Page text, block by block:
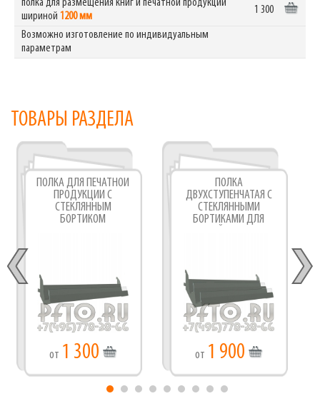
полка для размещения книг и печатной продукции
шириной 1200 мм
1 300
Возможно изготовление по индивидуальным
параметрам
ТОВАРЫ РАЗДЕЛА
ПОЛКА ДЛЯ ПЕЧАТНОЙ
ПРОДУКЦИИ С
СТЕКЛЯННЫМ
БОРТИКОМ
от 1 300
ПОЛКА
ДВУХСТУПЕНЧАТАЯ С
СТЕКЛЯННЫМИ
БОРТИКАМИ ДЛЯ
от 1 900